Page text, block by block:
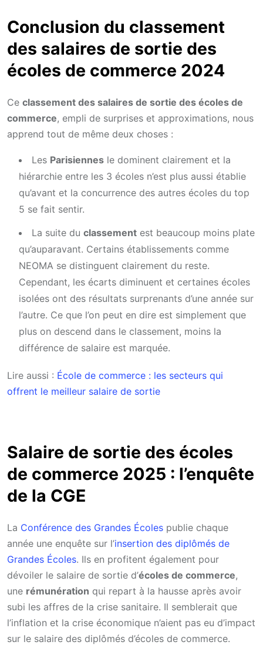
Conclusion du classement
des salaires de sortie des
écoles de commerce 2024
Ce classement des salaires de sortie des écoles de
commerce, empli de surprises et approximations, nous
apprend tout de même deux choses :
Les Parisiennes le dominent clairement et la
hiérarchie entre les 3 écoles n’est plus aussi établie
qu’avant et la concurrence des autres écoles du top
5 se fait sentir.
La suite du classement est beaucoup moins plate
qu’auparavant. Certains établissements comme
NEOMA se distinguent clairement du reste.
Cependant, les écarts diminuent et certaines écoles
isolées ont des résultats surprenants d’une année sur
l’autre. Ce que l’on peut en dire est simplement que
plus on descend dans le classement, moins la
différence de salaire est marquée.
Lire aussi : École de commerce : les secteurs qui
offrent le meilleur salaire de sortie
Salaire de sortie des écoles
de commerce 2025 : l’enquête
de la CGE
La Conférence des Grandes Écoles publie chaque
année une enquête sur l’insertion des diplômés de
Grandes Écoles. Ils en profitent également pour
dévoiler le salaire de sortie d’écoles de commerce,
une rémunération qui repart à la hausse après avoir
subi les affres de la crise sanitaire. Il semblerait que
l’inflation et la crise économique n’aient pas eu d’impact
sur le salaire des diplômés d’écoles de commerce.